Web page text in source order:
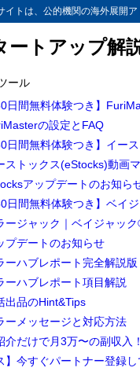
イトは、公的機関の海外展開
ートアップ解
ール
日間無料体験つき】
の設定とFAQ
日間無料体験つき】イー
ストックス(eStocks)動画
アップデートのお知ら
日間無料体験つき】ベイ
ージャック｜ベイジャッ
プデートのお知らせ
ーハブレポート完全解説版
ーハブレポート項目解説
出品のHint&Tips
ーメッセージと対応方法
介だけで月3万〜の副収入
】今すぐパートナー登録
目次
1
【
1.1
2 ま